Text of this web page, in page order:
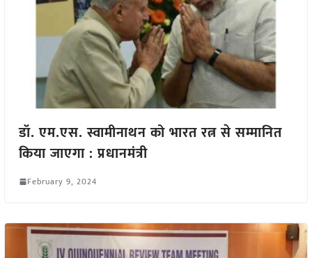
डॉ. एम.एस. स्वामीनाथन को भारत रत्न से सम्मानित
किया जाएगा : प्रधानमंत्री
February 9, 2024